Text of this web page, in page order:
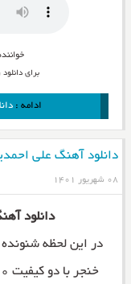
برای
ادامه :
دانلود آهنگ علی
۰۸ شهریور ۱۴۰۱
دانلود
در این لحظه